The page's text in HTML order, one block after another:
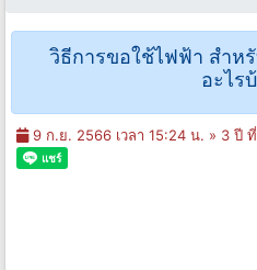
วิธีการขอใช้ไฟฟ้า สำห
อะไร
9 ก.ย. 2566 เวลา 15:24 น. » 3 ปี